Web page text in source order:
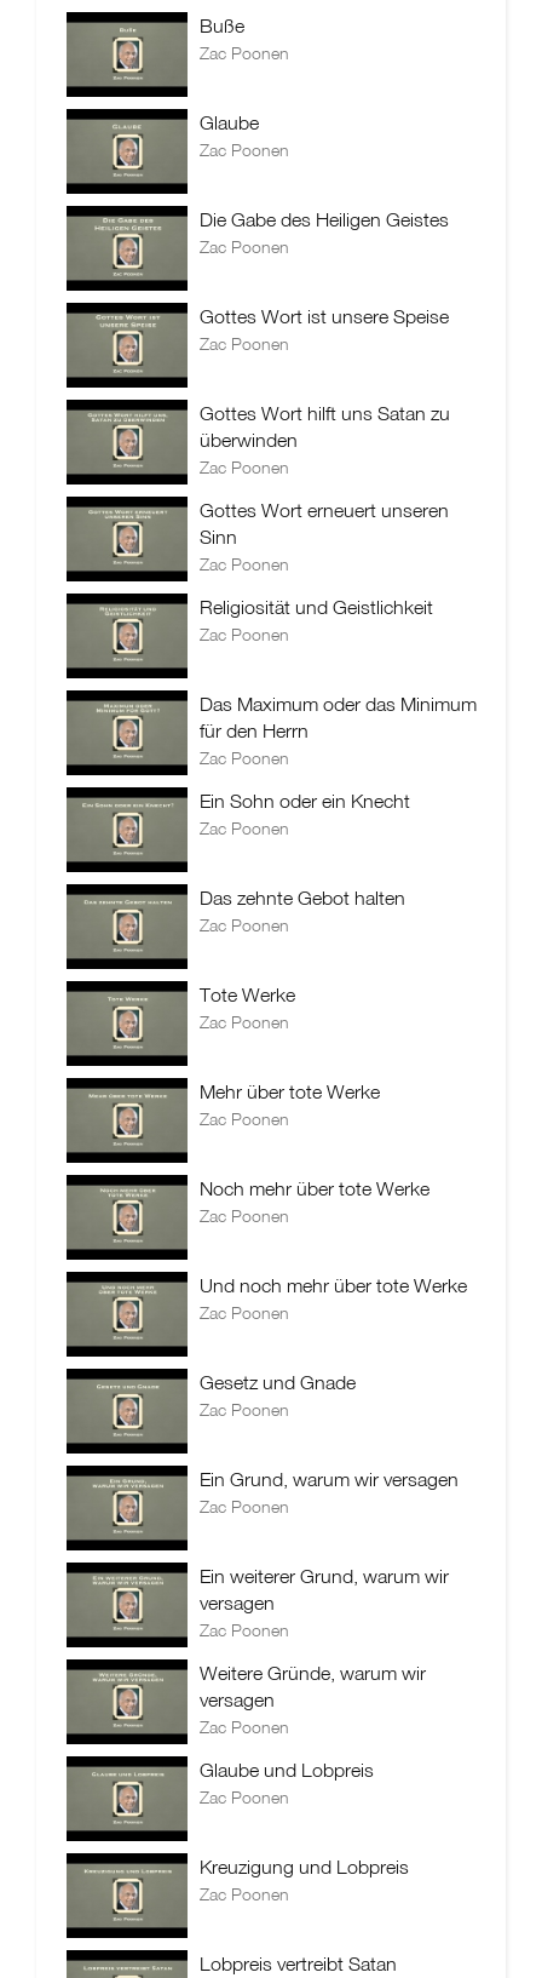
Buße
Zac Poonen
Glaube
Zac Poonen
Die Gabe des Heiligen Geistes
Zac Poonen
Gottes Wort ist unsere Speise
Zac Poonen
Gottes Wort hilft uns Satan zu
überwinden
Zac Poonen
Gottes Wort erneuert unseren
Sinn
Zac Poonen
Religiosität und Geistlichkeit
Zac Poonen
Das Maximum oder das Minimum
für den Herrn
Zac Poonen
Ein Sohn oder ein Knecht
Zac Poonen
Das zehnte Gebot halten
Zac Poonen
Tote Werke
Zac Poonen
Mehr über tote Werke
Zac Poonen
Noch mehr über tote Werke
Zac Poonen
Und noch mehr über tote Werke
Zac Poonen
Gesetz und Gnade
Zac Poonen
Ein Grund, warum wir versagen
Zac Poonen
Ein weiterer Grund, warum wir
versagen
Zac Poonen
Weitere Gründe, warum wir
versagen
Zac Poonen
Glaube und Lobpreis
Zac Poonen
Kreuzigung und Lobpreis
Zac Poonen
Lobpreis vertreibt Satan